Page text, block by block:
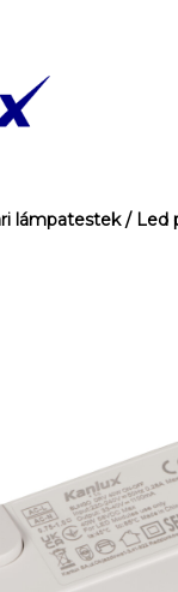
lámpatestek/ Led